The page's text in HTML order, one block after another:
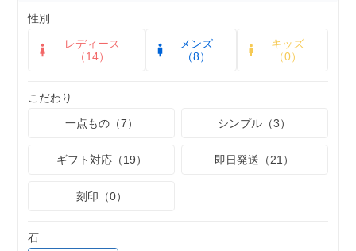
性別
レディース
（14）
メンズ
（8）
キッズ
（0）
こだわり
一点もの（7）
シンプル（3）
ギフト対応（19） 即日発送（21）
刻印（0）
石